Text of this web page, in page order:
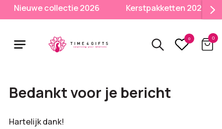
Skip
to
content
Nieuwe collectie 2026 Kerstpakketten 2026
0 0
Bedankt voor je bericht
Hartelijk dank!